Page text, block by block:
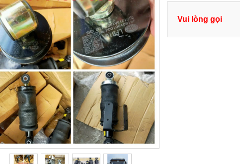
ĐĂNG QUAY BƠM XE TRỘN
gọi
BÁN DÂY ĐIỀU KHIỂN BƠM XE TRỘN
BÊ TÔNG
Vui lòng gọi
Vui lòng gọi